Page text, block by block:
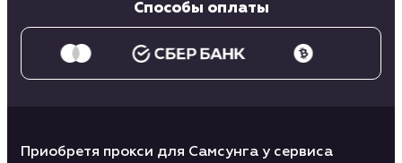
Способы оплаты
Приобретя прокси для Самсунга у сервиса